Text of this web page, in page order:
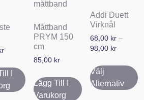
I
Måttband
PRYM 150
cm
85,00 kr
Lägg Till I
Varukorg
Addi Duett
Virknål
68,00 kr –
98,00 kr
Välj
Alternativ